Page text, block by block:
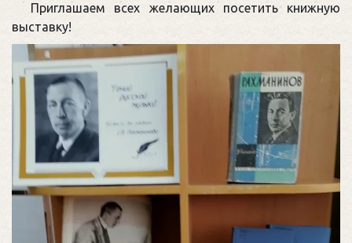
Приглашаем всех желающих посетить книжную
выставку!